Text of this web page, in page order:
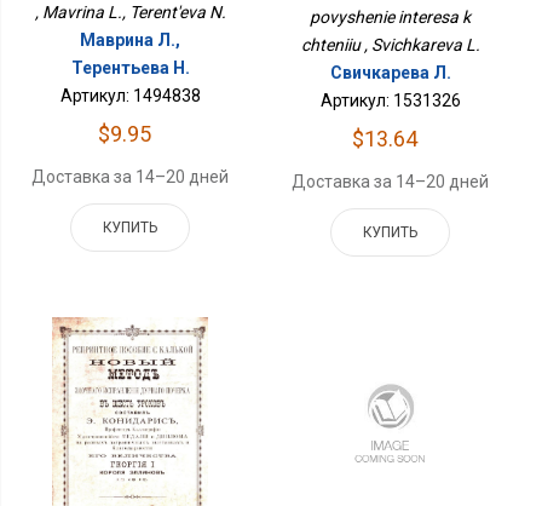
, Mavrina L., Terent'eva N.
Маврина Л.,
Терентьева Н.
Артикул: 1494838
$9.95
Доставка за 14–20 дней
КУПИТЬ
povyshenie interesa k
chteniiu , Svichkareva L.
Свичкарева Л.
Артикул: 1531326
$13.64
Доставка за 14–20 дней
КУПИТЬ